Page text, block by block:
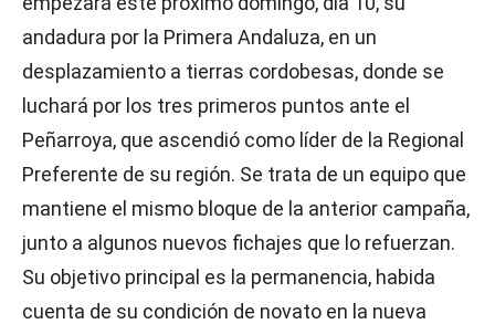
andadura por la Primera Andaluza, en un
desplazamiento a tierras cordobesas, donde se
luchará por los tres primeros puntos ante el
Peñarroya, que ascendió como líder de la Regional
Preferente de su región. Se trata de un equipo que
mantiene el mismo bloque de la anterior campaña,
junto a algunos nuevos fichajes que lo refuerzan.
Su objetivo principal es la permanencia, habida
cuenta de su condición de novato en la nueva